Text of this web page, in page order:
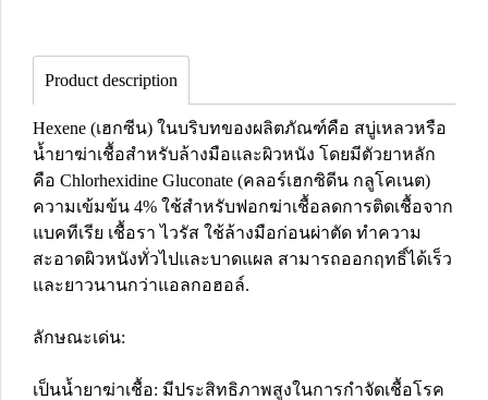
Product description
Hexene (เฮกซีน) ในบริบทของผลิตภัณฑ์คือ สบู่เหลวหรือ
น้ำยาฆ่าเชื้อสำหรับล้างมือและผิวหนัง โดยมีตัวยาหลัก
คือ Chlorhexidine Gluconate (คลอร์เฮกซิดีน กลูโคเนต)
ความเข้มข้น 4% ใช้สำหรับฟอกฆ่าเชื้อลดการติดเชื้อจาก
แบคทีเรีย เชื้อรา ไวรัส ใช้ล้างมือก่อนผ่าตัด ทำความ
สะอาดผิวหนังทั่วไปและบาดแผล สามารถออกฤทธิ์ได้เร็ว
และยาวนานกว่าแอลกอฮอล์.
ลักษณะเด่น:
เป็นน้ำยาฆ่าเชื้อ: มีประสิทธิภาพสูงในการกำจัดเชื้อโรค